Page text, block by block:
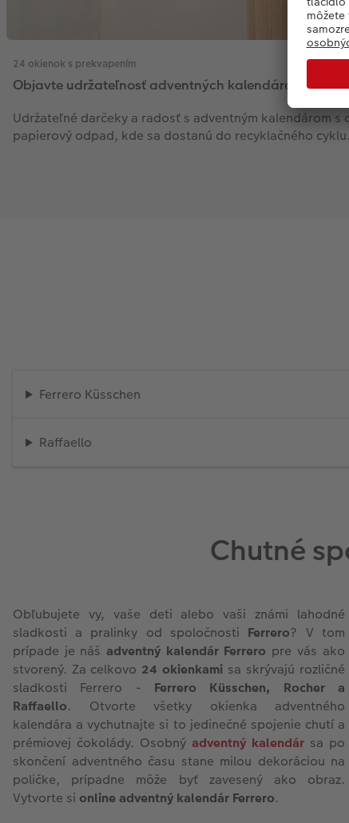
24 okienok s prekvapením
Objavte udržateľnosť adventných kalendárov od
Udržateľné darčeky a radosť s adventným kalendárom
papierový odpad, kde sa dostanú do recyklačného cyklu.
Ferrero Küsschen
Raffaello
Chutné
Obľubujete vy, vaše deti alebo vaši známi lahodné
sladkosti a pralinky od spoločnosti Ferrero? V tom
prípade je náš adventný kalendár Ferrero pre vás ako
stvorený. Za celkovo 24 okienkami sa skrývajú rozličné
sladkosti Ferrero - Ferrero Küsschen, Rocher a
Raffaello. Otvorte všetky okienka adventného
kalendára a vychutnajte si to jedinečné spojenie chutí a
prémiovej čokolády. Osobný adventný kalendár sa po
skončení adventného času stane milou dekoráciou na
poličke, prípadne môže byť zavesený ako obraz.
Vytvorte si online adventný kalendár Ferrero.